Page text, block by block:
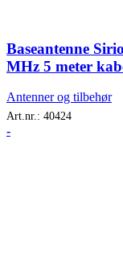
Baseantenne
MHz 5 meter
Antenner og tilbehør
Art.nr.: 40424
-